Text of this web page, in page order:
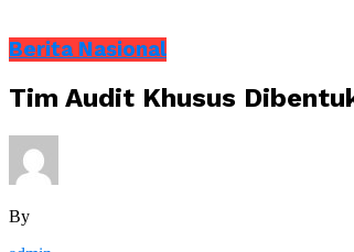
Berita Nasional
Tim Audit Khusus
By